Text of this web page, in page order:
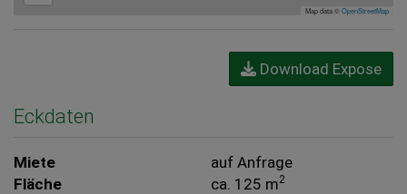
Map data ©OpenStreetMap
Download Expose
Eckdaten
Miete
auf Anfrage
Fläche
ca. 125 m2